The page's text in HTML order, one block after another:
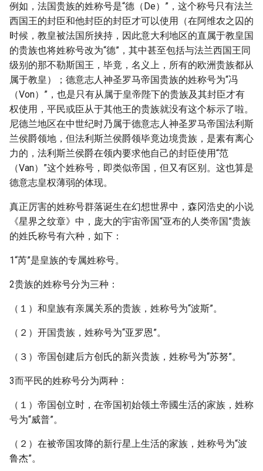
例如，法国贵族的姓称号是“德（De）”，这个称号只有法兰
西国王的封臣和他封臣的封臣才可以使用（在阿维农之囚的
时候，教皇被法国所挟持，因此意大利地区的直属于教皇国
的贵族也将姓称号改为“德”，其中甚至包括与法兰西国王同
级别的那不勒斯国王，毕竟，名义上，所有的欧洲贵族都从
属于教皇）；德意志人神圣罗马帝国贵族的姓称号为“冯
（Von）”，也是只有从属于皇帝陛下的贵族及其封臣才有
权使用，平民或臣从于其他王的贵族就没有这个标示了啦。
尼德兰地区在中世纪时乃属于德意志人神圣罗马帝国法利斯
兰侯爵领地，但法利斯兰侯爵领毕竟边境贵族，是素有离心
力的，法利斯兰侯爵在领内要求他自己的封臣使用“范
（Van）”这个姓称号，即类似帝国，但又有区别。这也算是
德意志皇权薄弱的体现。
真正厉害的姓称号群落诞生在幻想世界中，森冈浩史的小说
《星界之纹章》中，庞大的宇宙帝国“亚布的人类帝国”贵族
的姓氏称号有六种，如下：
1“芮”是皇族的专属姓称号。
2贵族的姓称号分为三种：
（１）和皇族有亲属关系的贵族，姓称号为“波斯”。
（２）开国贵族，姓称号为“亚罗恩”。
（３）帝国创建后方创氏的新兴贵族，姓称号为“苏努”。
3而平民的姓称号分为两种：
（１）帝国创立时，在帝国初始领土帝國生活的家族，姓称
号为“威普”。
（２）在被帝国攻降的新行星上生活的家族，姓称号为“波
鲁杰”。